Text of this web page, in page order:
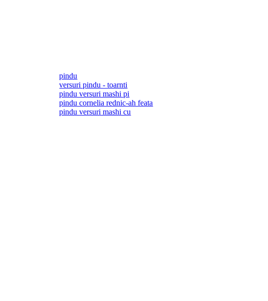
pindu
versuri pindu - toarnti
pindu versuri mashi pi
pindu cornelia rednic-ah feata
pindu versuri mashi cu